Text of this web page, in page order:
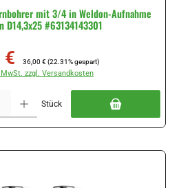
mit 3/4 in Weldon-Aufnahme
D14,3x25 #63134143301
€ 36,00 € (22.31% gespart)
zzgl. Versandkosten
Stück